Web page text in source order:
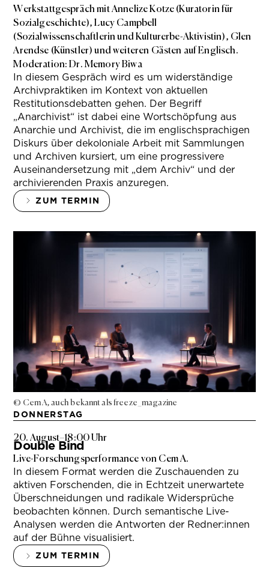
Werkstattgespräch mit Annelize Kotze (Kuratorin für
Sozialgeschichte), Lucy Campbell
(Sozialwissenschaftlerin und Kulturerbe-Aktivistin), Glen
Arendse (Künstler) und weiteren Gästen auf Englisch.
Moderation: Dr. Memory Biwa
In diesem Gespräch wird es um widerständige
Archivpraktiken im Kontext von aktuellen
Restitutionsdebatten gehen. Der Begriff
„Anarchivist“ ist dabei eine Wortschöpfung aus
Anarchie und Archivist, die im englischsprachigen
Diskurs über dekoloniale Arbeit mit Sammlungen
und Archiven kursiert, um eine progressivere
Auseinandersetzung mit „dem Archiv“ und der
archivierenden Praxis anzuregen.
ZUM TERMIN
© Cem A, auch bekannt als freeze_magazine
DONNERSTAG
20. August–18:00 Uhr
Double Bind
Live-Forschungsperformance von Cem A.
In diesem Format werden die Zuschauenden zu
aktiven Forschenden, die in Echtzeit unerwartete
Überschneidungen und radikale Widersprüche
beobachten können. Durch semantische Live-
Analysen werden die Antworten der Redner:innen
auf der Bühne visualisiert.
ZUM TERMIN